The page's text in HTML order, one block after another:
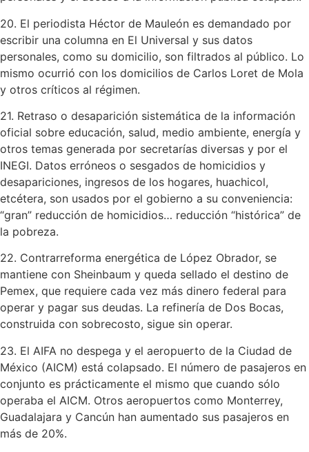
20. El periodista Héctor de Mauleón es demandado por
escribir una columna en El Universal y sus datos
personales, como su domicilio, son filtrados al público. Lo
mismo ocurrió con los domicilios de Carlos Loret de Mola
y otros críticos al régimen.
21. Retraso o desaparición sistemática de la información
oficial sobre educación, salud, medio ambiente, energía y
otros temas generada por secretarías diversas y por el
INEGI. Datos erróneos o sesgados de homicidios y
desapariciones, ingresos de los hogares, huachicol,
etcétera, son usados por el gobierno a su conveniencia:
“gran” reducción de homicidios… reducción “histórica” de
la pobreza.
22. Contrarreforma energética de López Obrador, se
mantiene con Sheinbaum y queda sellado el destino de
Pemex, que requiere cada vez más dinero federal para
operar y pagar sus deudas. La refinería de Dos Bocas,
construida con sobrecosto, sigue sin operar.
23. El AIFA no despega y el aeropuerto de la Ciudad de
México (AICM) está colapsado. El número de pasajeros en
conjunto es prácticamente el mismo que cuando sólo
operaba el AICM. Otros aeropuertos como Monterrey,
Guadalajara y Cancún han aumentado sus pasajeros en
más de 20%.